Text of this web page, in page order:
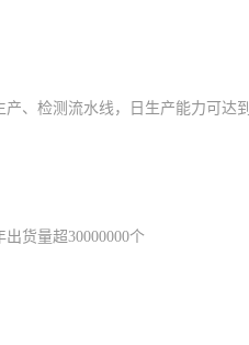
、检测流水线，日生产能力可达到
货量超30000000个